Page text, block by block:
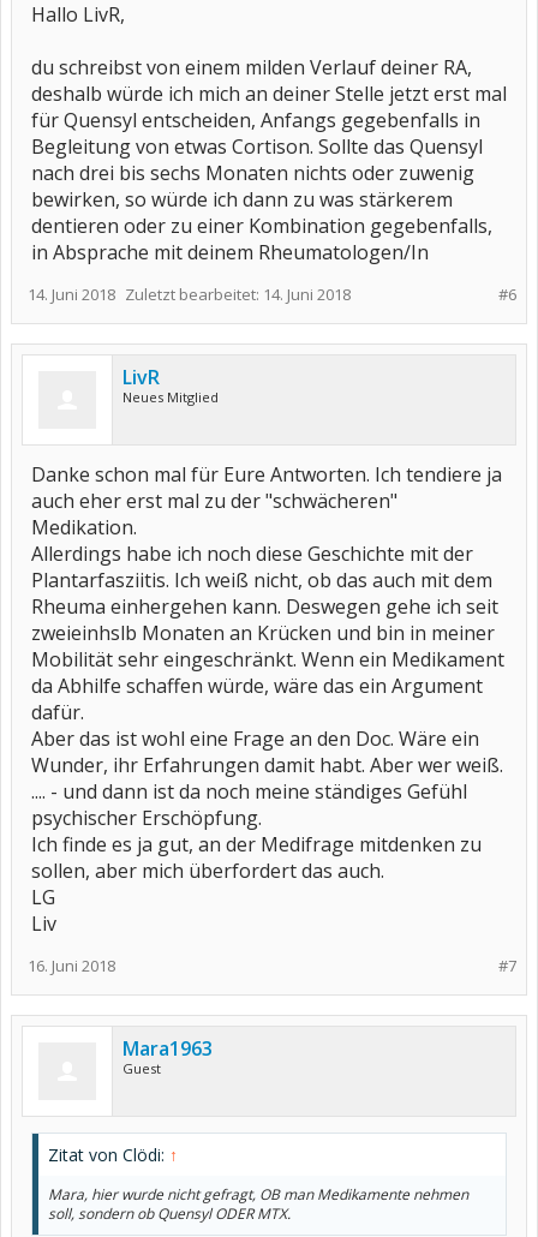
eigentlich schon über Jahre so erschöpft bin, dass ich mich
Medikaments vllt zu berücksichtigen.
(Reha hab ich schon mal gemacht. Die war gut, so lange sie
dauerte)
Ich habe auch über "Suche" versucht, eine Antwort zu finden, aber
die Fülle überfordert mich. Außerdem brauche ich auch jemand
zum "reden". Also seid bitte nachsichtig, falls diese Frage hier
schon einmal erörtert wurde. Ein Hinweis auf den Dialog ist aber
sicher hilfreich.
Danke schon mal vorab. Es ist wirklich super, dass es dieses Forum
gibt.
LG
Hallo LivR,
du schreibst von einem milden Verlauf deiner RA,
deshalb würde ich mich an deiner Stelle jetzt erst mal
für Quensyl entscheiden, Anfangs gegebenfalls in
Begleitung von etwas Cortison. Sollte das Quensyl
nach drei bis sechs Monaten nichts oder zuwenig
bewirken, so würde ich dann zu was stärkerem
dentieren oder zu einer Kombination gegebenfalls,
in Absprache mit deinem Rheumatologen/In
#6
14. Juni 2018 Zuletzt bearbeitet: 14. Juni 2018
LivR
Neues Mitglied
Danke schon mal für Eure Antworten. Ich tendiere ja
auch eher erst mal zu der "schwächeren"
Medikation.
Allerdings habe ich noch diese Geschichte mit der
Plantarfasziitis. Ich weiß nicht, ob das auch mit dem
Rheuma einhergehen kann. Deswegen gehe ich seit
zweieinhslb Monaten an Krücken und bin in meiner
Mobilität sehr eingeschränkt. Wenn ein Medikament
da Abhilfe schaffen würde, wäre das ein Argument
dafür.
Aber das ist wohl eine Frage an den Doc. Wäre ein
Wunder, ihr Erfahrungen damit habt. Aber wer weiß.
.... - und dann ist da noch meine ständiges Gefühl
psychischer Erschöpfung.
Ich finde es ja gut, an der Medifrage mitdenken zu
sollen, aber mich überfordert das auch.
LG
Liv
#7
16. Juni 2018
Mara1963
Guest
Zitat von Clödi: ↑
Mara, hier wurde nicht gefragt, OB man Medikamente nehmen
soll, sondern ob Quensyl ODER MTX.